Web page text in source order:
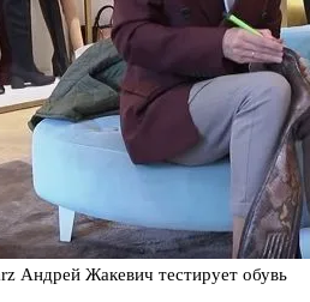
Андрей Жакевич тестирует обувь